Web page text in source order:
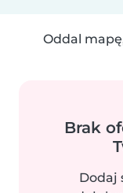
Oddal
Brak
Dodaj